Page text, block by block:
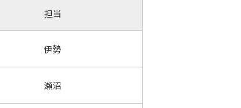
担当
伊勢
瀬沼